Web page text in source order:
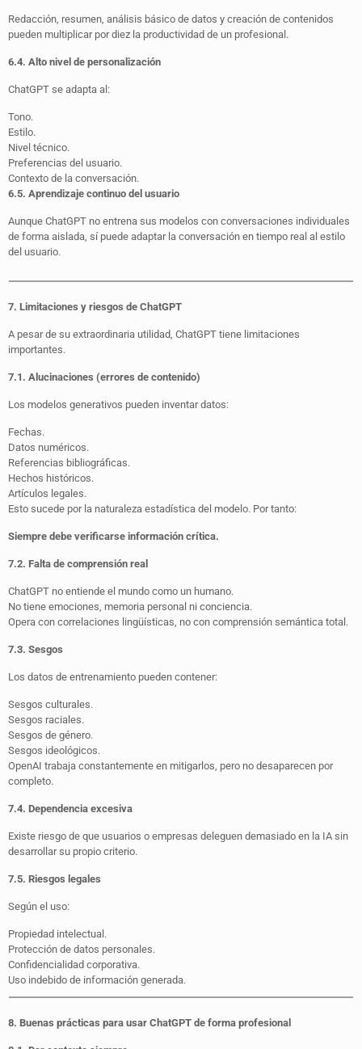
Redacción, resumen, análisis básico de datos y creación de contenidos
pueden multiplicar por diez la productividad de un profesional.
6.4. Alto nivel de personalización
ChatGPT se adapta al:
Tono.
Estilo.
Nivel técnico.
Preferencias del usuario.
Contexto de la conversación.
6.5. Aprendizaje continuo del usuario
Aunque ChatGPT no entrena sus modelos con conversaciones individuales
de forma aislada, sí puede adaptar la conversación en tiempo real al estilo
del usuario.
7. Limitaciones y riesgos de ChatGPT
A pesar de su extraordinaria utilidad, ChatGPT tiene limitaciones
importantes.
7.1. Alucinaciones (errores de contenido)
Los modelos generativos pueden inventar datos:
Fechas.
Datos numéricos.
Referencias bibliográficas.
Hechos históricos.
Artículos legales.
Esto sucede por la naturaleza estadística del modelo. Por tanto:
Siempre debe verificarse información crítica.
7.2. Falta de comprensión real
ChatGPT no entiende el mundo como un humano.
No tiene emociones, memoria personal ni conciencia.
Opera con correlaciones lingüísticas, no con comprensión semántica total.
7.3. Sesgos
Los datos de entrenamiento pueden contener:
Sesgos culturales.
Sesgos raciales.
Sesgos de género.
Sesgos ideológicos.
OpenAI trabaja constantemente en mitigarlos, pero no desaparecen por
completo.
7.4. Dependencia excesiva
Existe riesgo de que usuarios o empresas deleguen demasiado en la IA sin
desarrollar su propio criterio.
7.5. Riesgos legales
Según el uso:
Propiedad intelectual.
Protección de datos personales.
Confidencialidad corporativa.
Uso indebido de información generada.
8. Buenas prácticas para usar ChatGPT de forma profesional